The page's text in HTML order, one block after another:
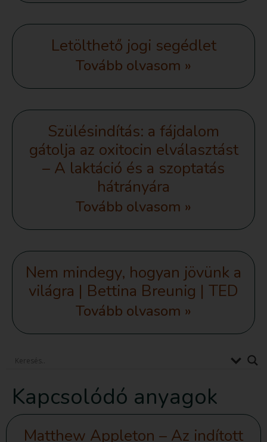
Letölthető jogi segédlet
Tovább olvasom »
Szülésindítás: a fájdalom
gátolja az oxitocin elválasztást
– A laktáció és a szoptatás
hátrányára
Tovább olvasom »
Nem mindegy, hogyan jövünk a
világra | Bettina Breunig | TED
Tovább olvasom »
Kapcsolódó anyagok
Matthew Appleton – Az indított